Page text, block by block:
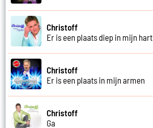
Christoff
Er is een plaats diep in mijn hart
Christoff
Er is een plaats in mijn armen
Christoff
Ga